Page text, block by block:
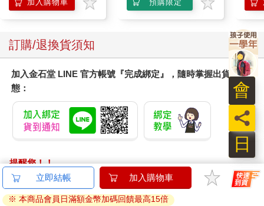
而一旦念頭成形，懼怕孤獨與不捨的愛就會回返。他們變得不可
理喻，而不是浪漫多情，這造就了真正的情誼—唯有一起體驗海
暴雨來臨時他們不信任一切：氤氳著輕柔迷霧，天鵝絨般的平靜
大海會出賣你？擁有狡黠眼珠的海獸、炫耀奇異光澤的深海生
物、映照遠處海妖歌聲與海市蜃樓，承接閃亮微雨的大海會背叛
你？暴風過去他們復又坦然接受，站在船頭，任海風吹拂。
海是一片無界之地，充滿死亡，但死亡並無法阻止人們愛上海。
人類的身體裡有大海，死亡與美麗在彼處以不可思議的方式並
他們把看到的、記得的一切變成話語，因此顯得嘮叨。小食用螃
蟹的後腿肉做餌釣起紫斑鰭飛魚，再拿紫斑鰭飛魚做餌釣起鬼頭
刀。他會先吃掉牠的眼睛（這是達悟釣手的特權），那是最美味
的地方，母親曾告訴他，那是因為鬼頭刀的眼睛看過真正的海。
鶴鱵魚是懷孕的女人不能吃的魚，母親說這是為了避免生下來的
加入購物車 預購限定
訂購/退換貨須知
加入金石堂 LINE 官方帳號『完成綁定』，隨時掌握出貨動
態：
提醒您！！
金石堂及銀行均不會請您操作ATM! 如接獲電話要求您前往
ATM提款機，請不要聽從指示，以免受騙上當！
立即結帳 加入購物車
※ 本商品會員日滿額金幣加碼回饋最高15倍
日
員
會